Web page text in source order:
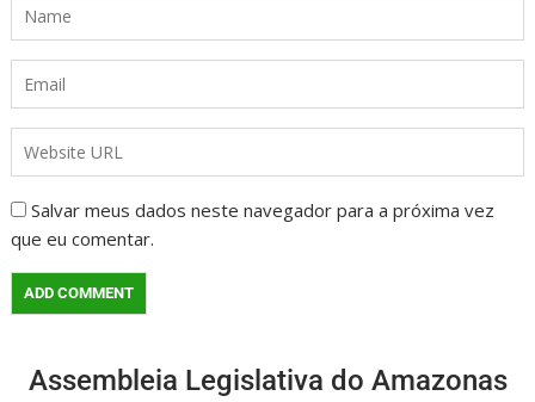
Salvar meus dados neste navegador para a próxima vez
que eu comentar.
Assembleia Legislativa do Amazonas